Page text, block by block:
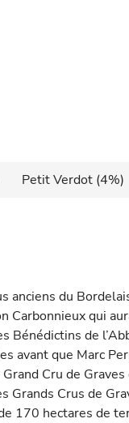
Petit Verdot (4%)
anciens du
Carbonnieux qui
Bénédictins de
avant que Marc
Cru de
Grands Crus de
170 hectares de